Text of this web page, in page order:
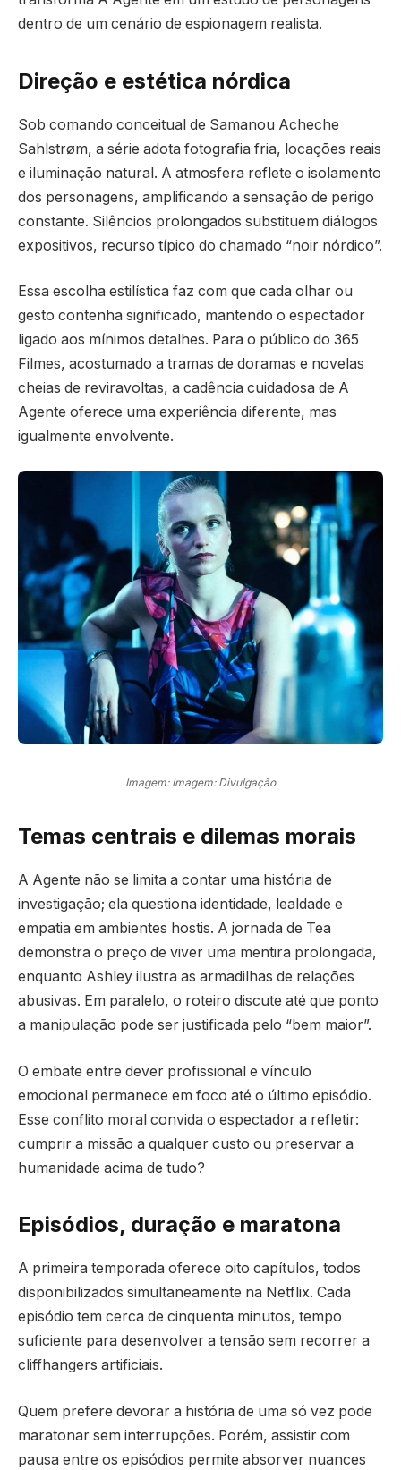
dentro de um cenário de espionagem realista.
Direção e estética nórdica
Sob comando conceitual de Samanou Acheche
Sahlstrøm, a série adota fotografia fria, locações reais
e iluminação natural. A atmosfera reflete o isolamento
dos personagens, amplificando a sensação de perigo
constante. Silêncios prolongados substituem diálogos
expositivos, recurso típico do chamado “noir nórdico”.
Essa escolha estilística faz com que cada olhar ou
gesto contenha significado, mantendo o espectador
ligado aos mínimos detalhes. Para o público do 365
Filmes, acostumado a tramas de doramas e novelas
cheias de reviravoltas, a cadência cuidadosa de A
Agente oferece uma experiência diferente, mas
igualmente envolvente.
Imagem: Imagem: Divulgação
Temas centrais e dilemas morais
A Agente não se limita a contar uma história de
investigação; ela questiona identidade, lealdade e
empatia em ambientes hostis. A jornada de Tea
demonstra o preço de viver uma mentira prolongada,
enquanto Ashley ilustra as armadilhas de relações
abusivas. Em paralelo, o roteiro discute até que ponto
a manipulação pode ser justificada pelo “bem maior”.
O embate entre dever profissional e vínculo
emocional permanece em foco até o último episódio.
Esse conflito moral convida o espectador a refletir:
cumprir a missão a qualquer custo ou preservar a
humanidade acima de tudo?
Episódios, duração e maratona
A primeira temporada oferece oito capítulos, todos
disponibilizados simultaneamente na Netflix. Cada
episódio tem cerca de cinquenta minutos, tempo
suficiente para desenvolver a tensão sem recorrer a
cliffhangers artificiais.
Quem prefere devorar a história de uma só vez pode
maratonar sem interrupções. Porém, assistir com
pausa entre os episódios permite absorver nuances